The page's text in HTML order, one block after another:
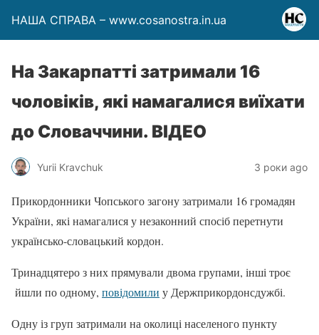
НАША СПРАВА – www.cosanostra.in.ua
На Закарпатті затримали 16
чоловіків, які намагалися виїхати
до Словаччини. ВІДЕО
Yurii Kravchuk 3 роки ago
Прикордонники Чопського загону затримали 16 громадян
України, які намагалися у незаконний спосіб перетнути
українсько-словацький кордон.
Тринадцятеро з них прямували двома групами, інші троє
йшли по одному, повідомили у Держприкордонсдужбі.
Одну із груп затримали на околиці населеного пункту